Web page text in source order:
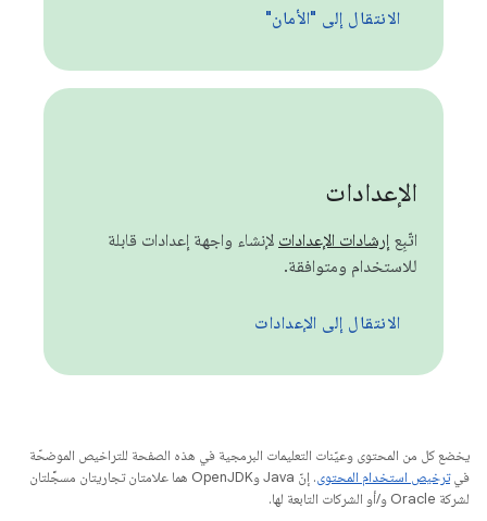
الانتقال إلى "الأمان"
الإعدادات
اتّبِع إرشادات الإعدادات لإنشاء واجهة إعدادات قابلة
للاستخدام ومتوافقة.
الانتقال إلى الإعدادات
يخضع كل من المحتوى وعيّنات التعليمات البرمجية في هذه الصفحة للتراخيص الموضحّة
فيترخيص استخدام المحتوى
. إنّ Java وOpenJDK هما علامتان تجاريتان مسجَّلتان
لشركة Oracle و/أو الشركات التابعة لها.